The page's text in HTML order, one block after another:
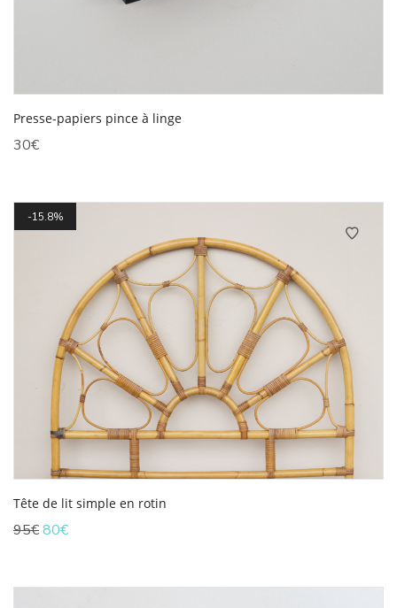
Presse-papiers pince à linge
30€
15.8%
Tête de lit simple en rotin
95€Le
était :
80€Le
est :